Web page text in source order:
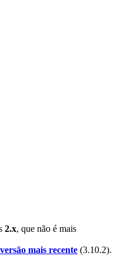
2.x, que não é mais
versão mais recente (3.10.2).